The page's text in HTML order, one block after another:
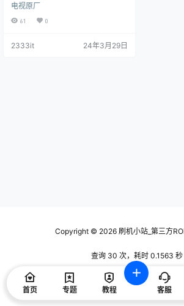
本_电视刷机数据固件升级包
2、刷机有风险也有乐趣，一切源于
刷机导致后果自负，本网站概不负
删除，谢谢合作！ 下方可查询对应
电视原厂
61 0
2333it 24年3月29日
Copyright © 2026刷机小站_第三方
查询 30 次，耗时 0.1563 秒
首页 专题 教程 客服